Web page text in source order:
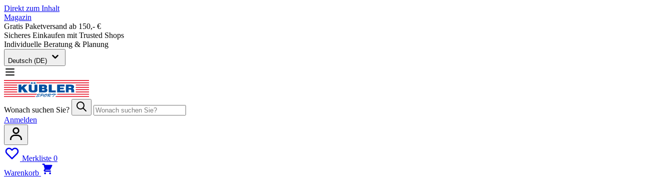
Direkt zum Inhalt
Magazin
Gratis Paketversand ab 150,- €
Sicheres Einkaufen mit Trusted Shops
Individuelle Beratung & Planung
Deutsch (DE)
Wonach suchen Sie?
Anmelden
Merkliste 0
Warenkorb